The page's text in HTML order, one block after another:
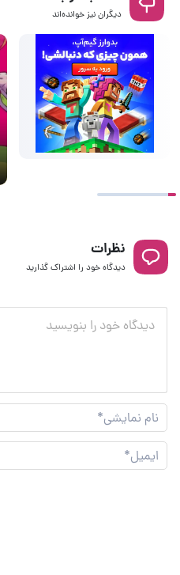
دیگران نیز خوانده‌اند
نظرات
دیدگاه خود را اشتراک گذارید